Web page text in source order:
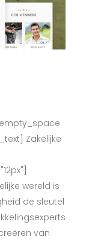
Zakelijke
wereld is
de sleutel
van